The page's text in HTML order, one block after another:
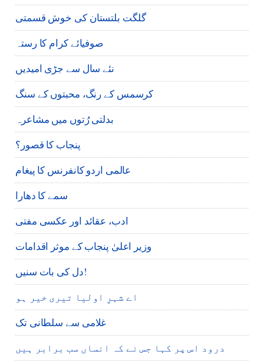
گلگت بلتستان کی خوش قسمتی
صوفیائے کرام کا رستہ
نئے سال سے جڑی امیدیں
کرسمس کے رنگ، محبتوں کے سنگ
بدلتی رُتوں میں مشاعرہ
پنجاب کا قصور؟
عالمی اردو کانفرنس کا پیغام
سمے کا دھارا
ادب، عقائد اور عکسی مفتی
وزیر اعلیٰ پنجاب کے موثر اقدامات
دل کی بات سنیں!
اے شہرِ اولیا تیری خیر ہو
غلامی سے سلطانی تک
درود اس پر کہا جس نے کہ انساں سب برابر ہیں